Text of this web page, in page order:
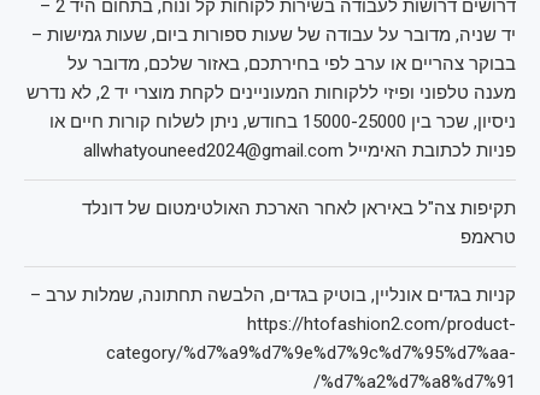
דרושים דרושות לעבודה בשירות לקוחות קל ונוח, בתחום היד 2 –
יד שניה, מדובר על עבודה של שעות ספורות ביום, שעות גמישות –
בבוקר צהריים או ערב לפי בחירתכם, באזור שלכם, מדובר על
מענה טלפוני ופיזי ללקוחות המעוניינים לקחת מוצרי יד 2, לא נדרש
ניסיון, שכר בין 15000-25000 בחודש, ניתן לשלוח קורות חיים או
פניות לכתובת האימייל allwhatyouneed2024@gmail.com
תקיפות צה"ל באיראן לאחר הארכת האולטימטום של דונלד
טראמפ
קניות בגדים אונליין, בוטיק בגדים, הלבשה תחתונה, שמלות ערב –
https://htofashion2.com/product-
category/%d7%a9%d7%9e%d7%9c%d7%95%d7%aa-
%d7%a2%d7%a8%d7%91/